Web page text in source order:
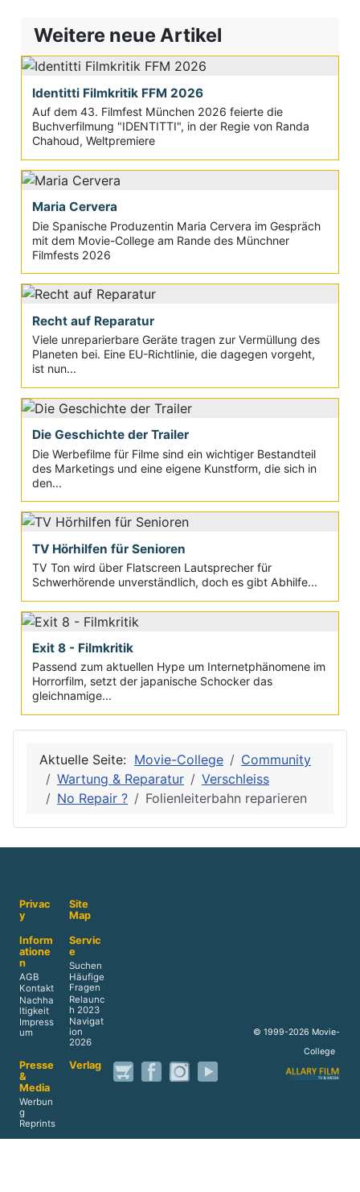
Weitere neue Artikel
Identitti Filmkritik FFM 2026
Auf dem 43. Filmfest München 2026 feierte die
Buchverfilmung "IDENTITTI", in der Regie von Randa
Chahoud, Weltpremiere
Maria Cervera
Die Spanische Produzentin Maria Cervera im Gespräch
mit dem Movie-College am Rande des Münchner
Filmfests 2026
Recht auf Reparatur
Viele unreparierbare Geräte tragen zur Vermüllung des
Planeten bei. Eine EU-Richtlinie, die dagegen vorgeht,
ist nun...
Die Geschichte der Trailer
Die Werbefilme für Filme sind ein wichtiger Bestandteil
des Marketings und eine eigene Kunstform, die sich in
den...
TV Hörhilfen für Senioren
TV Ton wird über Flatscreen Lautsprecher für
Schwerhörende unverständlich, doch es gibt Abhilfe...
Exit 8 - Filmkritik
Passend zum aktuellen Hype um Internetphänomene im
Horrorfilm, setzt der japanische Schocker das
gleichnamige...
Aktuelle Seite: Movie-College
Community
Wartung & Reparatur
Verschleiss
No Repair ?
Folienleiterbahn reparieren
Privac
y
Site
Map
Inform
atione
n
AGB
Kontakt
Nachha
ltigkeit
Impress
um
Servic
e
Suchen
Häufige
Fragen
Relaunc
h 2023
Navigat
ion
2026
Presse
&
Media
Werbun
g
Reprints
Verlag
© 1999-2026 Movie-
College